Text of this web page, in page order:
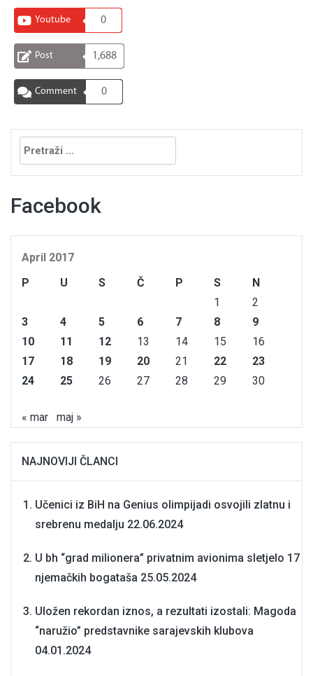
Youtube 0
Post 1,688
Comment 0
Pretraga:
Facebook
April 2017
P
U S Č P S
N
1
2
3
4 5 6 7 8
9
10
11 12 13 14 15
16
17
18 19 20 21 22
23
24
25 26 27 28 29 30
« mar maj »
NAJNOVIJI ČLANCI
Učenici iz BiH na Genius olimpijadi osvojili zlatnu i
srebrenu medalju 22.06.2024
U bh “grad milionera” privatnim avionima sletjelo 17
njemačkih bogataša 25.05.2024
Uložen rekordan iznos, a rezultati izostali: Magoda
“naružio” predstavnike sarajevskih klubova
04.01.2024